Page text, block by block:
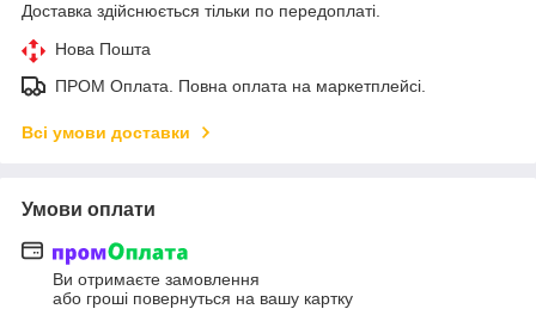
Доставка здійснюється тільки по передоплаті.
Нова Пошта
ПРОМ Оплата. Повна оплата на маркетплейсі.
Всі умови доставки
Умови оплати
Ви отримаєте замовлення
або гроші повернуться на вашу картку